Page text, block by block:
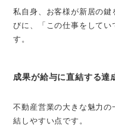
私自身、お客様が新居の
びに、「この仕事をしてい
す。
成果が給与に直結する達
不動産営業の大きな魅力
結しやすい点です。